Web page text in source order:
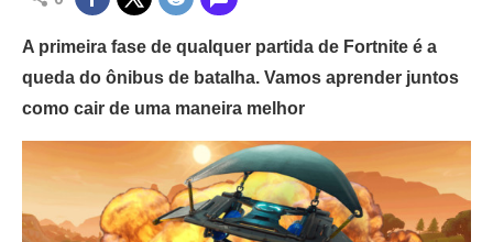
A primeira fase de qualquer partida de Fortnite é a
queda do ônibus de batalha. Vamos aprender juntos
como cair de uma maneira melhor